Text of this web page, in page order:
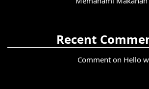
Recent
Comment on Hello